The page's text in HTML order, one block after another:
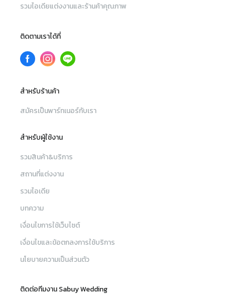
รวมไอเดียแต่งงานและร้านค้าคุณภาพ
ติดตามเราได้ที่
สำหรับร้านค้า
สมัครเป็นพาร์ทเนอร์กับเรา
สำหรับผู้ใช้งาน
รวมสินค้า&บริการ
สถานที่แต่งงาน
รวมไอเดีย
บทความ
เงื่อนไขการใช้เว็บไซต์
เงื่อนไขและข้อตกลงการใช้บริการ
นโยบายความเป็นส่วนตัว
ติดต่อทีมงาน Sabuy Wedding